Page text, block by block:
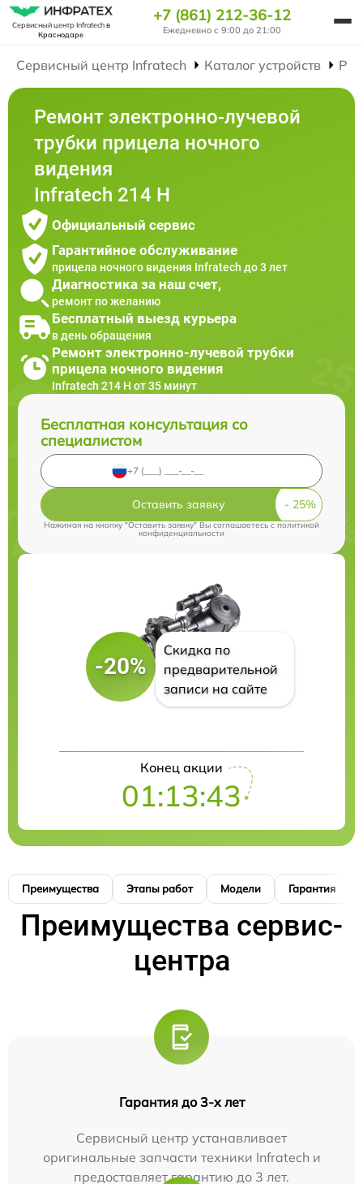
Сервисный центр Infratechв
Краснодаре
+7 (861) 212-36-12
Ежедневно с 9:00 до 21:00
Сервисный центр Infratech Каталог устройств
Ремонт электронно-лучевой
трубки прицела ночного
видения
Infratech 214 Н
Официальный сервис
Гарантийное обслуживание
прицела ночного видения Infratech до 3 лет
Диагностика за наш счет,
ремонт по желанию
Бесплатный выезд курьера
в день обращения
Ремонт электронно-лучевой трубки
прицела ночного видения
Infratech 214 Н от 35 минут
Бесплатная консультация со
специалистом
Оставить заявку
Нажимая на кнопку "Оставить заявку" Вы соглашаетесь cполитикой
конфиденциальности
-20%
Скидка по
предварительной
записи на сайте
Конец акции
01:13:43
Преимущества Этапы работ Модели Гарантия
Преимущества сервис-
центра
Гарантия до 3-х лет
Сервисный центр устанавливает
оригинальные запчасти техники Infratech и
предоставляет гарантию до 3 лет.